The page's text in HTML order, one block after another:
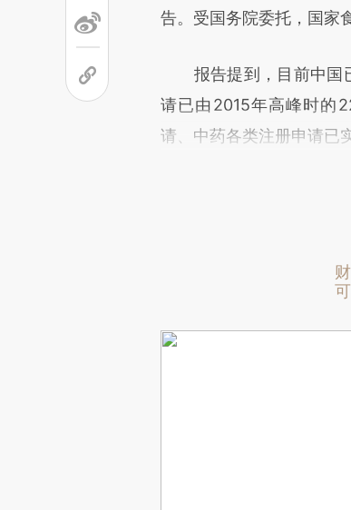
告。受国务院委托，国家
报告提到，目前中国已
请已由2015年高峰时的
请、中药各类注册申请已